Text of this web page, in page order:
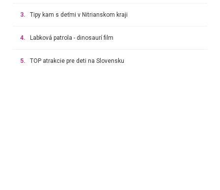
3. Tipy kam s deťmi v Nitrianskom kraji
4. Labková patrola - dinosaurí film
5. TOP atrakcie pre deti na Slovensku